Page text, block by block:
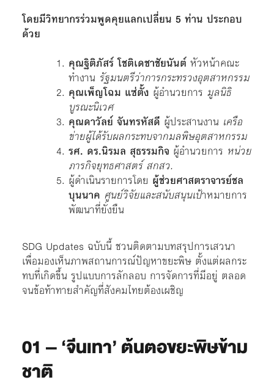
โดยมีวิทยากรร่วมพูดคุยแลกเปลี่ยน 5 ท่าน ประกอบ
ด้วย
คุณฐิติภัสร์ โชติเดชาชัยนันต์ หัวหน้าคณะ
ทำงาน รัฐมนตรีว่าการกระทรวงอุตสาหกรรม
คุณเพ็ญโฉม แซ่ตั้ง ผู้อํานวยการ มูลนิธิ
บูรณะนิเวศ
คุณดาวัลย์ จันทรหัสดี ผู้ประสานงาน เครือ
ข่ายผู้ได้รับผลกระทบจากมลพิษอุตสาหกรรม
รศ. ดร.นิรมล สุธรรมกิจ ผู้อํานวยการ หน่วย
ภารกิจยุทธศาสตร์ สกสว.
ผู้ดำเนินรายการโดย ผู้ช่วยศาสตราจารย์ชล
บุนนาค ศูนย์วิจัยและสนับสนุนเป้าหมายการ
พัฒนาที่ยั่งยืน
SDG Updates ฉบับนี้ ชวนติดตามบทสรุปการเสวนา
เพื่อมองเห็นภาพสถานการณ์ปัญหาขยะพิษ ตั้งแต่ผลกระ
ทบที่เกิดขึ้น รูปแบบการลักลอบ การจัดการที่มีอยู่ ตลอด
จนข้อท้าทายสำคัญที่สังคมไทยต้องเผชิญ
01 – ‘จีนเทา’ ต้นตอขยะพิษข้าม
ชาติ